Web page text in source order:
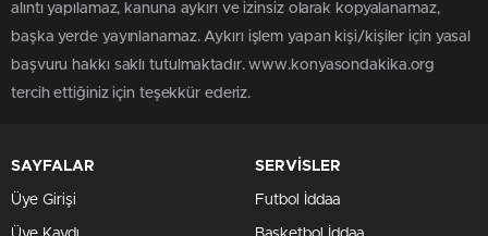
alıntı yapılamaz, kanuna aykırı ve izinsiz olarak kopyalanamaz,
başka yerde yayınlanamaz. Aykırı işlem yapan kişi/kişiler için yasal
başvuru hakkı saklı tutulmaktadır. www.konyasondakika.org
tercih ettiğiniz için teşekkür ederiz.
SAYFALAR
Üye Girişi
SERVİSLER
Futbol İddaa